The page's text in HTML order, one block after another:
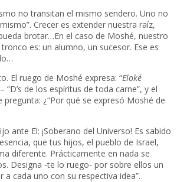
no transitan el mismo sendero. Uno no
Crecer es extender nuestra raíz,
brotar…En el caso de Moshé, nuestro
es: un alumno, un sucesor. Ese es
El ruego de Moshé expresa: “Eloké
“D’s de los espíritus de toda carne”, y el
pregunta: ¿“Por qué se expresó Moshé de
ante El: ¡Soberano del Universo! Es sabido
que tus hijos, el pueblo de Israel,
diferente. Prácticamente en nada se
Designa -te lo ruego- por sobre ellos un
a cada uno con su respectiva idea”.